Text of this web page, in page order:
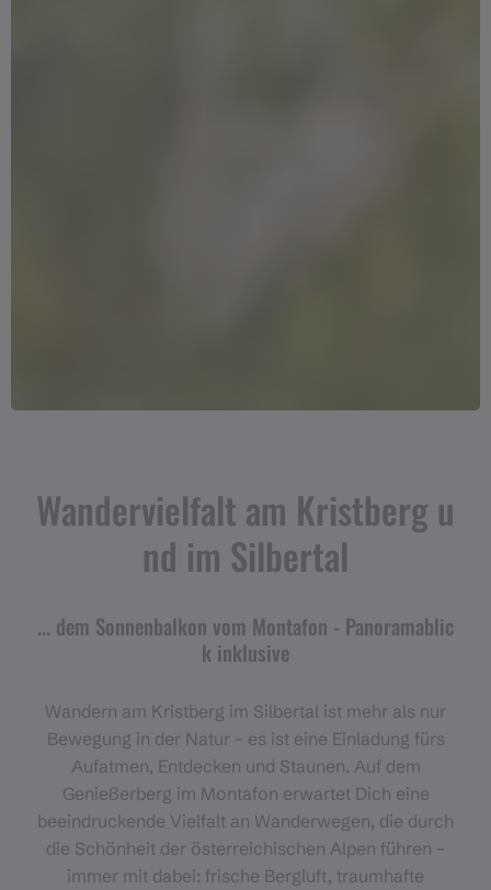
Wandervielfalt am Kristberg u
nd im Silbertal
... dem Sonnenbalkon vom Montafon - Panoramablic
k inklusive
Wandern am Kristberg im Silbertal ist mehr als nur
Bewegung in der Natur – es ist eine Einladung fürs
Aufatmen, Entdecken und Staunen. Auf dem
Genießerberg im Montafon erwartet Dich eine
beeindruckende Vielfalt an Wanderwegen, die durch
die Schönheit der österreichischen Alpen führen –
immer mit dabei: frische Bergluft, traumhafte